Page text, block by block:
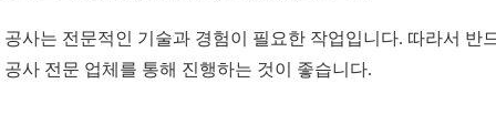
공사는 전문적인 기술과 경험이 필요한 작업입니다. 따라서 반
공사 전문 업체를 통해 진행하는 것이 좋습니다.